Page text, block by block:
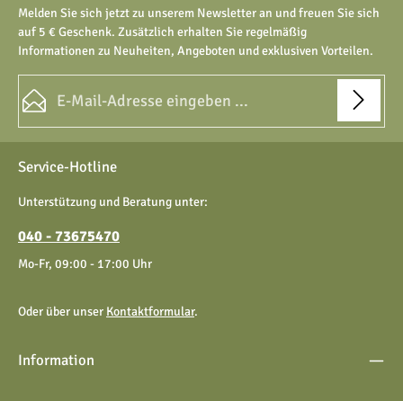
Melden Sie sich jetzt zu unserem Newsletter an und freuen Sie sich
auf 5 € Geschenk. Zusätzlich erhalten Sie regelmäßig
Informationen zu Neuheiten, Angeboten und exklusiven Vorteilen.
Datenschutz
Ich habe dieDatenschutzbestimmungen
genommen und dieAGBgelesen und bin mit ihnen
Die mit einem Stern (*) markierten Felder sind Pflichtfelder.
Service-Hotline
Unterstützung und Beratung unter:
040 - 73675470
Mo-Fr, 09:00 - 17:00 Uhr
Oder über unser Kontaktformular.
Information